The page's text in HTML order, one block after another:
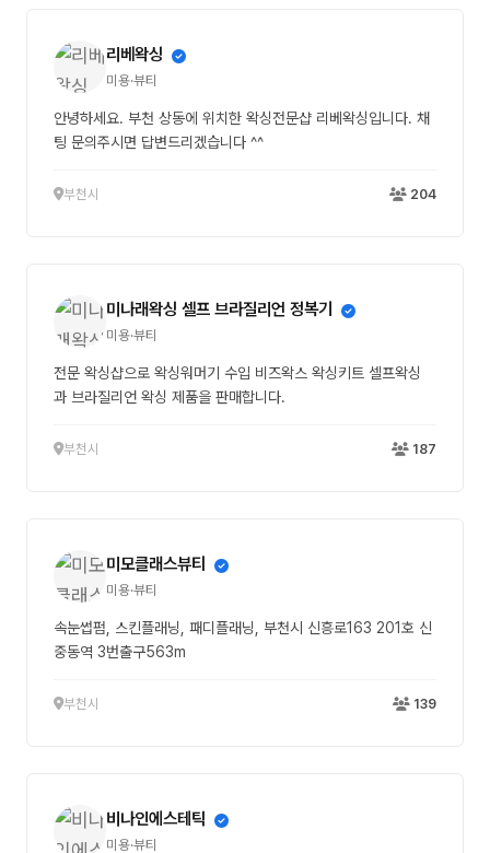
리베왁싱
미용·뷰티
안녕하세요. 부천 상동에 위치한 왁싱전문샵 리베왁싱입니다. 채
팅 문의주시면 답변드리겠습니다 ^^
부천시 204
미나래왁싱 셀프 브라질리언 정복기
미용·뷰티
전문 왁싱샵으로 왁싱워머기 수입 비즈왁스 왁싱키트 셀프왁싱
과 브라질리언 왁싱 제품을 판매합니다.
부천시 187
미모클래스뷰티
미용·뷰티
속눈썹펌, 스킨플래닝, 패디플래닝, 부천시 신흥로163 201호 신
중동역 3번출구563m
부천시 139
비나인에스테틱
미용·뷰티